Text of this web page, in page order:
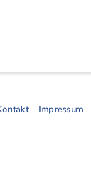
Impressum